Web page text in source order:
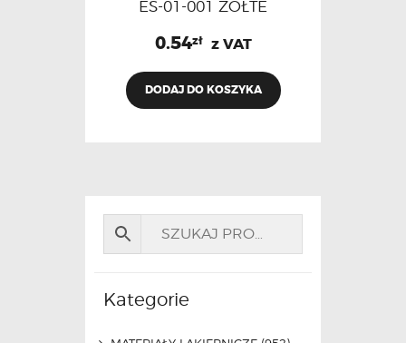
ES-01-001 ŻÓŁTE
0.54zł z VAT
DODAJ DO KOSZYKA
Kategorie